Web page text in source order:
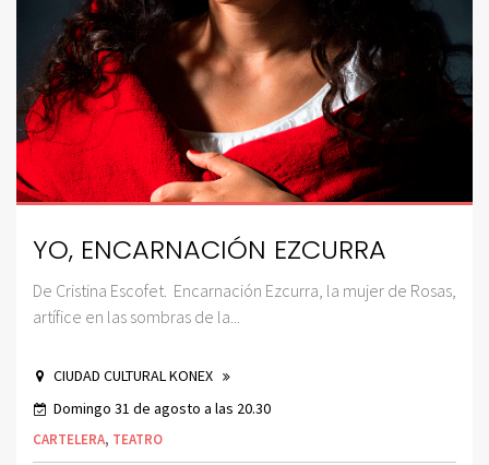
YO, ENCARNACIÓN EZCURRA
De Cristina Escofet. Encarnación Ezcurra, la mujer de Rosas,
artífice en las sombras de la...
CIUDAD CULTURAL KONEX
Domingo 31 de agosto a las 20.30
CARTELERA, TEATRO